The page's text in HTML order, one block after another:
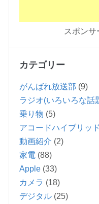
スポンサ
カテゴリー
がんばれ放送部 (9)
ラジオ(いろいろな話
乗り物 (5)
アコードハイブリッド
動画紹介 (2)
家電 (88)
Apple (33)
カメラ (18)
デジタル (25)